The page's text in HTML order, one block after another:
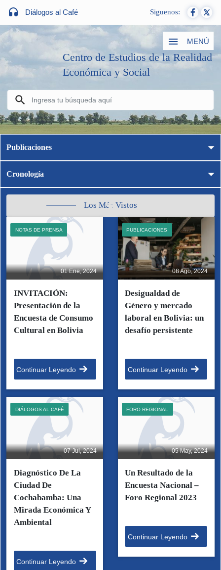
Diálogos al Café Siguenos:
MENÚ
Centro de Estudios de la Realidad
Económica y Social
Publicaciones
Cronología
Los Más Vistos
01 Ene, 2024
NOTAS DE PRENSA
INVITACIÓN:
Presentación de la
Encuesta de Consumo
Cultural en Bolivia
Continuar Leyendo
08 Ago, 2024
PUBLICACIONES
Desigualdad de
Género y mercado
laboral en Bolivia: un
desafío persistente
Continuar Leyendo
07 Jul, 2024
DIÁLOGOS AL CAFÉ
Diagnóstico De La
Ciudad De
Cochabamba: Una
Mirada Económica Y
Ambiental
Continuar Leyendo
05 May, 2024
FORO REGIONAL
Un Resultado de la
Encuesta Nacional –
Foro Regional 2023
Continuar Leyendo